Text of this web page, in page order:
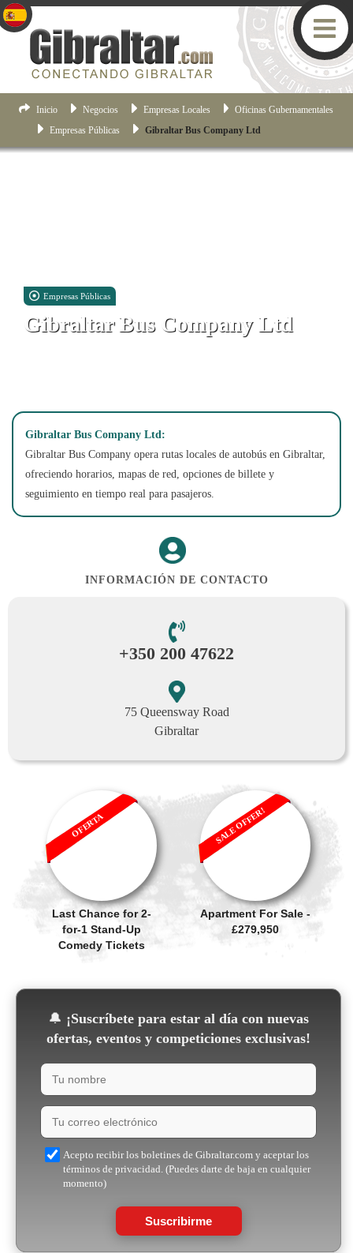
Inicio Negocios Empresas Locales
Oficinas Gubernamentales
Empresas Públicas
Gibraltar Bus Company Ltd
Empresas Públicas
Gibraltar Bus Company Ltd
Gibraltar Bus Company Ltd:
Gibraltar Bus Company opera rutas locales de autobús en Gibraltar,
ofreciendo horarios, mapas de red, opciones de billete y
seguimiento en tiempo real para pasajeros.
INFORMACIÓN DE CONTACTO
+350 200 47622
75 Queensway Road
Gibraltar
Last Chance for 2-
for-1 Stand-Up
Comedy Tickets
OFERTA
Apartment For Sale -
£279,950
SALE OFFER!
🔔 ¡Suscríbete para estar al día con nuevas
ofertas, eventos y competiciones exclusivas!
Acepto recibir los boletines de Gibraltar.com y aceptar los
términos de privacidad. (Puedes darte de baja en cualquier
momento)
Suscribirme